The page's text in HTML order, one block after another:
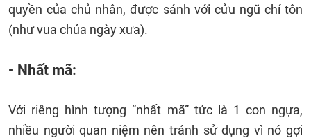
quyền của chủ nhân, được sánh với cửu ngũ chí tôn
(như vua chúa ngày xưa).
- Nhất mã:
Với riêng hình tượng “nhất mã” tức là 1 con ngựa,
nhiều người quan niệm nên tránh sử dụng vì nó gợi